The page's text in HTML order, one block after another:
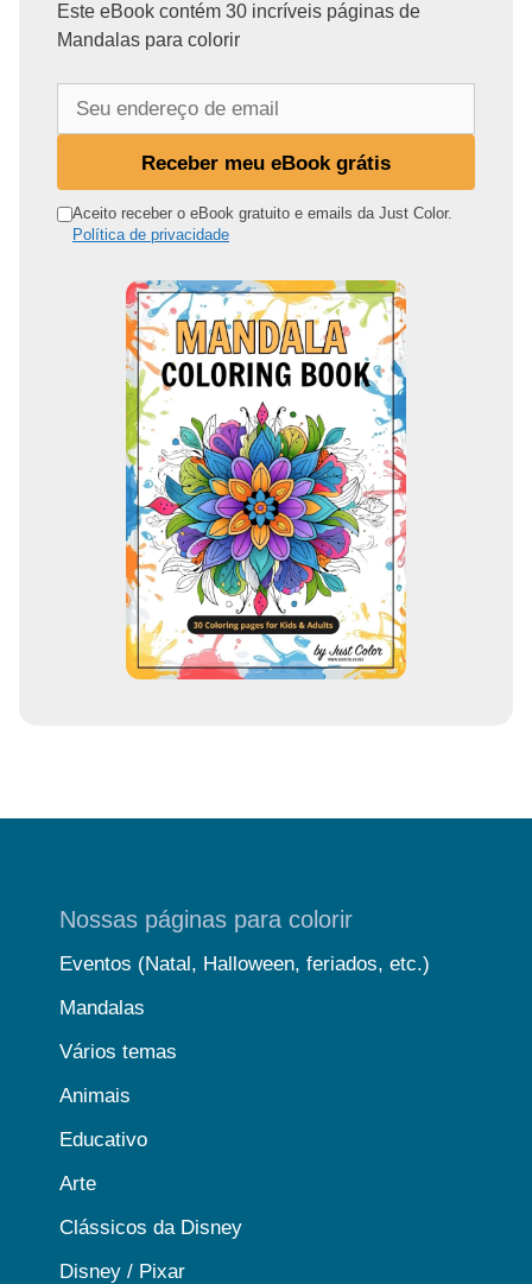
Este eBook contém 30 incríveis páginas de
Mandalas para colorir
n
Receber meu eBook grátis
Aceito receber o eBook gratuito e emails da Just Color.
Política de privacidade
Nossas páginas para colorir
Eventos (Natal, Halloween, feriados, etc.)
Mandalas
Vários temas
Animais
Educativo
Arte
Clássicos da Disney
Disney / Pixar